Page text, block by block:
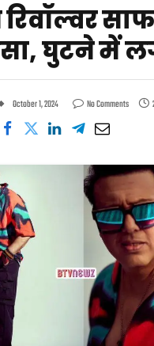
घुटने में
October 1, 2024 No Comments